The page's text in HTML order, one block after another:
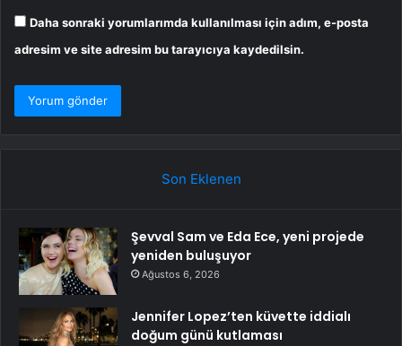
Daha sonraki yorumlarımda kullanılması için adım, e-posta
adresim ve site adresim bu tarayıcıya kaydedilsin.
Son Eklenen
Şevval Sam ve Eda Ece, yeni projede
yeniden buluşuyor
Ağustos 6, 2026
Jennifer Lopez’ten küvette iddialı
doğum günü kutlaması